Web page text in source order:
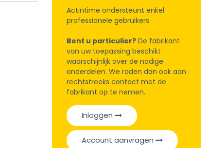
Actintime ondersteunt enkel
professionele gebruikers.
Bent u particulier? De fabrikant
van uw toepassing beschikt
waarschijnlijk over de nodige
onderdelen. We raden dan ook aan
rechtstreeks contact met de
fabrikant op te nemen.
Inloggen
Account aanvragen